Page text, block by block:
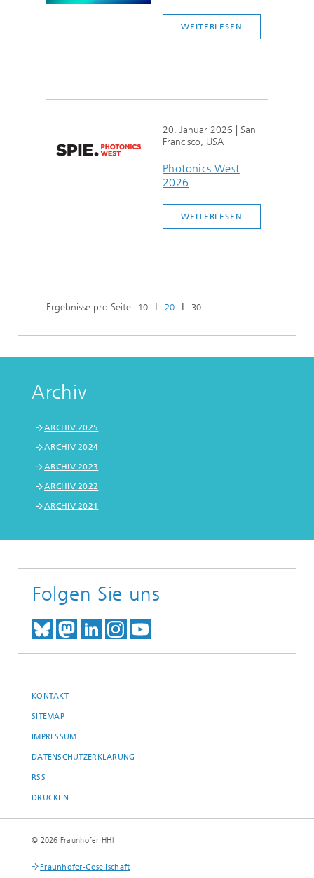
WEITERLESEN
20. Januar 2026
| San
Francisco, USA
Photonics West
2026
WEITERLESEN
Ergebnisse pro Seite 10 ǀ 20 ǀ 30
Archiv
ARCHIV 2025
ARCHIV 2024
ARCHIV 2023
ARCHIV 2022
ARCHIV 2021
Folgen Sie uns
TREFFEN SIE UNS AUF BLUESKY
TREFFEN SIE UNS AUF
TREFFEN SIE UNS BEI
BESUCHEN SIE UNSER
UNSER VIDEO-
KONTAKT
SITEMAP
IMPRESSUM
DATENSCHUTZERKLÄRUNG
RSS
DRUCKEN
© 2026 Fraunhofer HHI
Fraunhofer-Gesellschaft